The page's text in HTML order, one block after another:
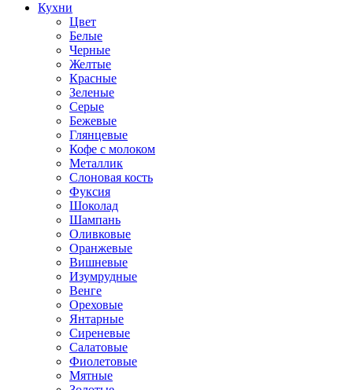
Кухни
Цвет
Белые
Черные
Желтые
Красные
Зеленые
Серые
Бежевые
Глянцевые
Кофе с молоком
Металлик
Слоновая кость
Фуксия
Шоколад
Шампань
Оливковые
Оранжевые
Вишневые
Изумрудные
Венге
Ореховые
Янтарные
Сиреневые
Салатовые
Фиолетовые
Мятные